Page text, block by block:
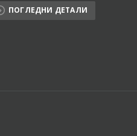
ПОГЛЕДНИ ДЕТАЛИ